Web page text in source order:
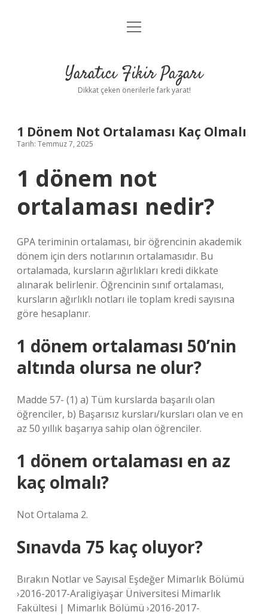
Anasayfa
Yasal Uyarı
menüyü
Yaratıcı Fikir Pazarı
Dikkat çeken önerilerle fark yarat!
1 Dönem Not Ortalaması Kaç Olmalı
Tarih: Temmuz 7, 2025
1 dönem not
ortalaması nedir?
GPA teriminin ortalaması, bir öğrencinin akademik
dönem için ders notlarının ortalamasıdır. Bu
ortalamada, kursların ağırlıkları kredi dikkate
alınarak belirlenir. Öğrencinin sınıf ortalaması,
kursların ağırlıklı notları ile toplam kredi sayısına
göre hesaplanır.
1 dönem ortalaması 50’nin
altında olursa ne olur?
Madde 57- (1) a) Tüm kurslarda başarılı olan
öğrenciler, b) Başarısız kursları/kursları olan ve en
az 50 yıllık başarıya sahip olan öğrenciler.
1 dönem ortalaması en az
kaç olmalı?
Not Ortalama 2.
Sınavda 75 kaç oluyor?
Bırakın Notlar ve Sayısal Eşdeğer Mimarlık Bölümü
›2016-2017-Araligiyaşar Üniversitesi Mimarlık
Fakültesi | Mimarlık Bölümü ›2016-2017-